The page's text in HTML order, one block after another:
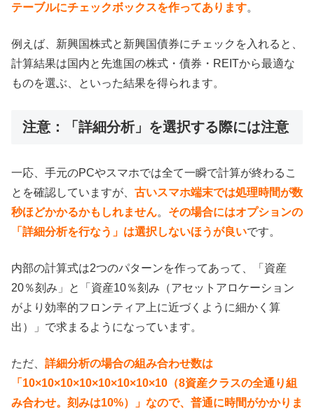
テーブルにチェックボックスを作ってあります。
例えば、新興国株式と新興国債券にチェックを入れると、
計算結果は国内と先進国の株式・債券・REITから最適な
ものを選ぶ、といった結果を得られます。
注意：「詳細分析」を選択する際には注意
一応、手元のPCやスマホでは全て一瞬で計算が終わるこ
とを確認していますが、 古いスマホ端末では処理時間が数
秒ほどかかるかもしれません。 その場合にはオプションの
「 詳細分析を行なう 」は選択しないほうが良いです。
内部の計算式は2つのパターンを作ってあって、「資産
20％刻み」と「資産10％刻み（アセットアロケーション
がより効率的フロンティア上に近づくように細かく算
出）」で求まるようになっています。
ただ、 詳細分析の場合の組み合わせ数は
「10×10×10×10×10×10×10×10（8資産クラスの全通り組
み合わせ。刻みは10%）」なので、普通に時間がかかりま